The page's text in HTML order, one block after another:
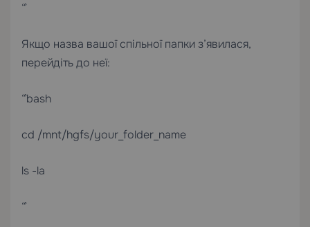
“`
Якщо назва вашої спільної папки з’явилася,
перейдіть до неї:
“`bash
cd /mnt/hgfs/your_folder_name
ls -la
“`